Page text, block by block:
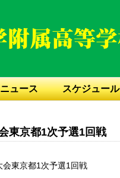
ニュース スケジュール
東京都1次予選1回戦
東京都1次予選1回戦